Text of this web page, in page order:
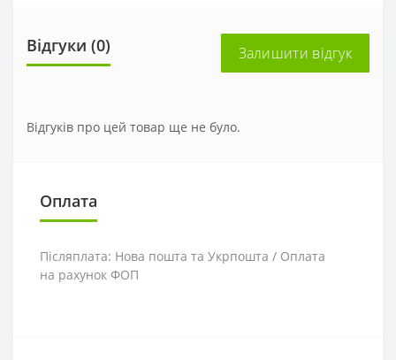
Відгуки (0) Залишити відгук
Відгуків про цей товар ще не було.
Оплата
Післяплата: Нова пошта та Укрпошта / Оплата
на рахунок ФОП